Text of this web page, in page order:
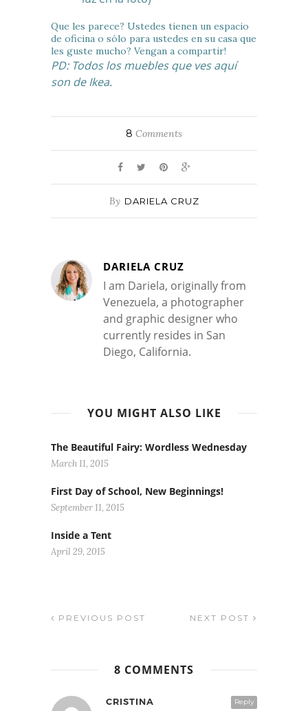
Que les parece? Ustedes tienen un espacio
de oficina o sólo para ustedes en su casa que
les guste mucho? Vengan a compartir!
PD: Todos los muebles que ves aquí
son de Ikea.
8 Comments
By DARIELA CRUZ
DARIELA CRUZ
I am Dariela, originally from
Venezuela, a photographer
and graphic designer who
currently resides in San
Diego, California.
YOU MIGHT ALSO LIKE
The Beautiful Fairy: Wordless Wednesday
March 11, 2015
First Day of School, New Beginnings!
September 11, 2015
Inside a Tent
April 29, 2015
PREVIOUS POST NEXT POST
8 COMMENTS
Reply
CRISTINA